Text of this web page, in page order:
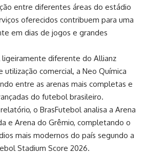
entre diferentes áreas do estádio
oferecidos contribuem para uma
em dias de jogos e grandes
ligeiramente diferente do Allianz
comercial, a Neo Química
entre as arenas mais completas e
do futebol brasileiro.
o BrasFutebol analisa a Arena
e Arena do Grêmio, completando o
mais modernos do país segundo a
Stadium Score 2026.